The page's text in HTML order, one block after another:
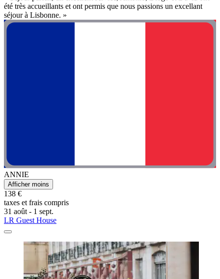
été très accueillants et ont permis que nous passions un excellant
séjour à Lisbonne. »
ANNIE
Afficher moins
138 €
taxes et frais compris
31 août - 1 sept.
LR Guest House